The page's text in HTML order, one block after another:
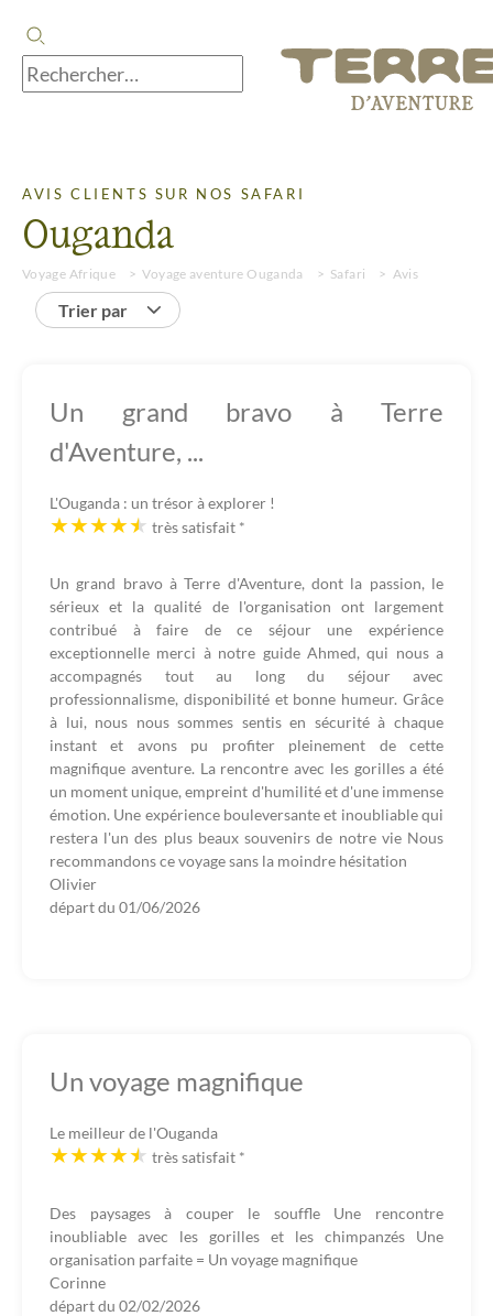
AVIS CLIENTS SUR NOS SAFARI
Ouganda
Voyage Afrique Voyage aventure Ouganda Safari Avis
Trier par
Un grand bravo à Terre
d'Aventure, ...
L'Ouganda : un trésor à explorer !
très satisfait *
Un grand bravo à Terre d'Aventure, dont la passion, le
sérieux et la qualité de l'organisation ont largement
contribué à faire de ce séjour une expérience
exceptionnelle merci à notre guide Ahmed, qui nous a
accompagnés tout au long du séjour avec
professionnalisme, disponibilité et bonne humeur. Grâce
à lui, nous nous sommes sentis en sécurité à chaque
instant et avons pu profiter pleinement de cette
magnifique aventure. La rencontre avec les gorilles a été
un moment unique, empreint d'humilité et d'une immense
émotion. Une expérience bouleversante et inoubliable qui
restera l'un des plus beaux souvenirs de notre vie Nous
recommandons ce voyage sans la moindre hésitation
Olivier
départ du 01/06/2026
Un voyage magnifique
Le meilleur de l'Ouganda
très satisfait *
Des paysages à couper le souffle Une rencontre
inoubliable avec les gorilles et les chimpanzés Une
organisation parfaite = Un voyage magnifique
Corinne
départ du 02/02/2026